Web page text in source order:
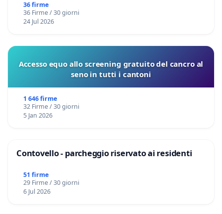
36 firme
36 Firme / 30 giorni
24 Jul 2026
Accesso equo allo screening gratuito del cancro al
seno in tutti i cantoni
1 646 firme
32 Firme / 30 giorni
5 Jan 2026
Contovello - parcheggio riservato ai residenti
51 firme
29 Firme / 30 giorni
6 Jul 2026